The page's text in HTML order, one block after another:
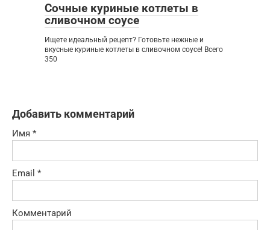
Сочные куриные котлеты в
сливочном соусе
Ищете идеальный рецепт? Готовьте нежные и
вкусные куриные котлеты в сливочном соусе! Всего
350
Добавить комментарий
Имя *
Email *
Комментарий